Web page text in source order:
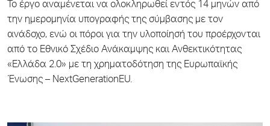
Το έργο αναμένεται να ολοκληρωθεί εντός 14 μηνών από
την ημερομηνία υπογραφής της σύμβασης με τον
ανάδοχο, ενώ οι πόροι για την υλοποίησή του προέρχονται
από το Εθνικό Σχέδιο Ανάκαμψης και Ανθεκτικότητας
«Ελλάδα 2.0» με τη χρηματοδότηση της Ευρωπαϊκής
Ένωσης – NextGenerationEU.